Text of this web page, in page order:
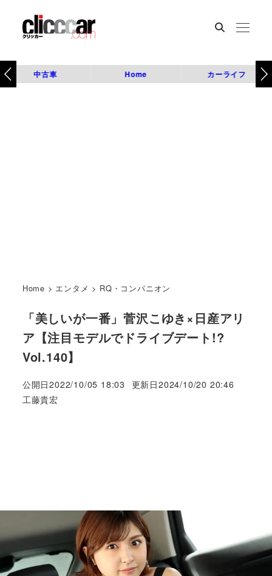
中古車 Home カーライフ
Home > エンタメ > RQ・コンパニオン
「美しいが一番」菅沢こゆき×日産アリ
ア【注目モデルでドライブデート!?
Vol.140】
公開日2022/10/05 18:03 更新日2024/10/20 20:46
著
工藤貴宏